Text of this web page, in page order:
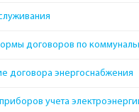
договоров по
договора энергоснабжения
учета